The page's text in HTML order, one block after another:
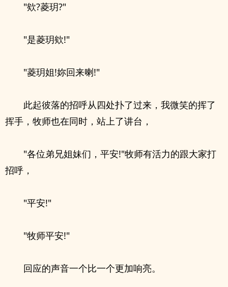
"欸?菱玥?"
"是菱玥欸!"
"菱玥姐!妳回来喇!"
此起彼落的招呼从四处扑了过来，我微笑的挥了
挥手，牧师也在同时，站上了讲台，
"各位弟兄姐妹们，平安!"牧师有活力的跟大家打
招呼，
"平安!"
"牧师平安!"
回应的声音一个比一个更加响亮。